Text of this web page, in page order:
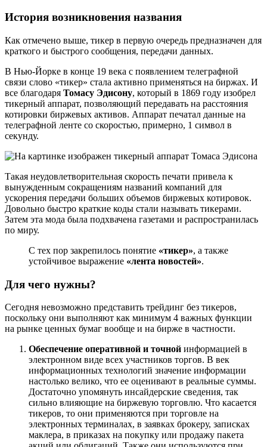
История возникновения названия
Как отмечено выше, тикер в первую очередь предназначен для
краткого и быстрого сообщения, передачи данных.
В Нью-Йорке в конце 19 века с появлением телеграфной
связи слово «тикер» стала активно применяться на биржах. И
все благодаря Томасу Эдисону, который в 1869 году изобрел
тикерный аппарат, позволяющий передавать на расстояния
котировки биржевых активов. Аппарат печатал данные на
телеграфной ленте со скоростью, примерно, 1 символ в
секунду.
Такая неудовлетворительная скорость печати привела к
вынужденным сокращениям названий компаний для
ускорения передачи больших объемов биржевых котировок.
Довольно быстро краткие коды стали называть тикерами.
Затем эта мода была подхвачена газетами и распространилась
по миру.
С тех пор закрепилось понятие «тикер», а также
устойчивое выражение «лента новостей».
Для чего нужны?
Сегодня невозможно представить трейдинг без тикеров,
поскольку они выполняют как минимум 4 важных функции
на рынке ценных бумаг вообще и на бирже в частности.
Обеспечение оперативной и точной информацией в
электронном виде всех участников торгов. В век
информационных технологий значение информации
настолько велико, что ее оценивают в реальные суммы.
Достаточно упомянуть инсайдерские сведения, так
сильно влияющие на биржевую торговлю. Что касается
тикеров, то они применяются при торговле на
электронных терминалах, в заявках брокеру, записках
маклера, в приказах на покупку или продажу пакета